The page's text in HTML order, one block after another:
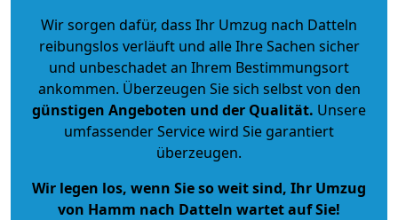
Wir sorgen dafür, dass Ihr Umzug nach Datteln
reibungslos verläuft und alle Ihre Sachen sicher
und unbeschadet an Ihrem Bestimmungsort
ankommen. Überzeugen Sie sich selbst von den
günstigen Angeboten und der Qualität. Unsere
umfassender Service wird Sie garantiert
überzeugen.
Wir legen los, wenn Sie so weit sind, Ihr Umzug
von Hamm nach Datteln wartet auf Sie!